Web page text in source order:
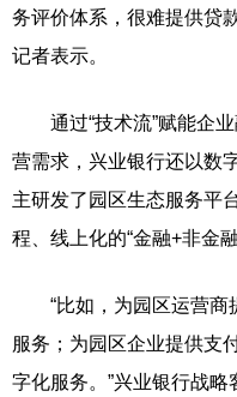
务评价体系，很难提供贷
记者表示。
通过“技术流”赋能企业
营需求，兴业银行还以数
主研发了园区生态服务平
程、线上化的“金融+非金融
“比如，为园区运营商
服务；为园区企业提供支
字化服务。”兴业银行战